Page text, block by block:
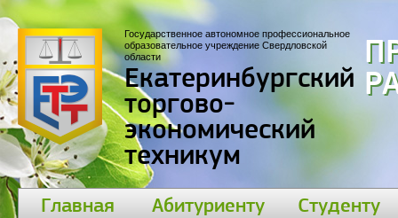
Государственное автономное профессиональное
образовательное учреждение Свердловской
области
Екатеринбургский
торгово-
экономический
техникум
Главная Абитуриенту Студенту